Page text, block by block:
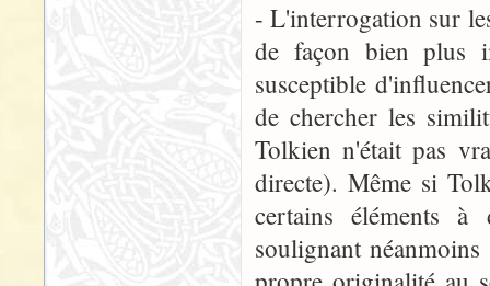
- L'interrogation sur
de façon bien plus
susceptible
de chercher les
Tolkien n'était pas
directe). Même si
certains éléments
soulignant